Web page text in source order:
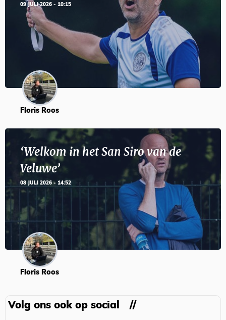
09 JULI 2026 - 10:15
Floris Roos
‘Welkom in het San Siro van de
Veluwe’
08 JULI 2026 - 14:52
Floris Roos
Volg ons ook op social